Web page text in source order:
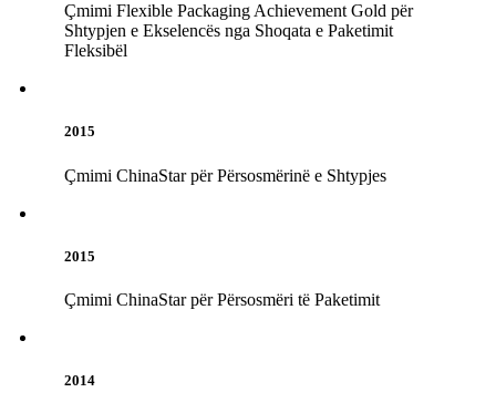
Çmimi Flexible Packaging Achievement Gold për
Shtypjen e Ekselencës nga Shoqata e Paketimit
Fleksibël
2015
Çmimi ChinaStar për Përsosmërinë e Shtypjes
2015
Çmimi ChinaStar për Përsosmëri të Paketimit
2014